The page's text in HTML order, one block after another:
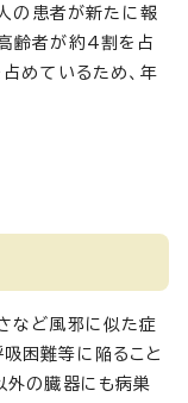
の患者が新たに報
齢者が約4割を占
めているため、年
など風邪に似た症
困難等に陥ること
外の臓器にも病巣